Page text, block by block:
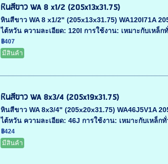
หินสีขาว WA 8 x1/2 (205x13x31.75)
หินสีขาว WA 8 x1/2" (205x13x31.75) WA120I71A
ไต้หวัน ความละเอียด: 120I การใช้งาน: เหมาะกับเหล็ก
฿407
มีสินค้า
หินสีขาว WA 8x3/4 (205x19x31.75)
หินสีขาว WA 8x3/4" (205x20x31.75) WA46J5V1A
ไต้หวัน ความละเอียด: 46J การใช้งาน: เหมาะกับเหล็กทั่
฿424
มีสินค้า